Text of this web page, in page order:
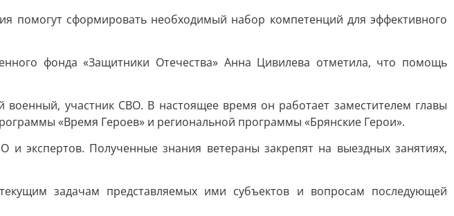
помогут сформировать необходимый набор компетенций для эффективного
фонда «Защитники Отечества» Анна Цивилева отметила, что помощь
участник СВО. В настоящее время он работает заместителем главы
«Время Героев» и региональной программы «Брянские Герои».
экспертов. Полученные знания ветераны закрепят на выездных занятиях,
задачам представляемых ими субъектов и вопросам последующей